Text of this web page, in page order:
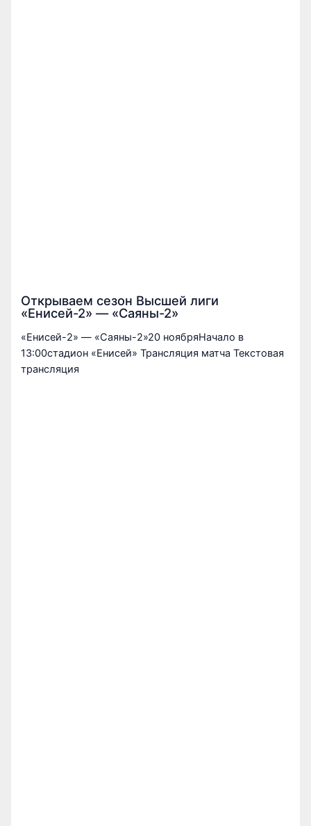
Открываем сезон Высшей лиги
«Енисей-2» — «Саяны-2»
«Енисей-2» — «Саяны-2»20 ноябряНачало в
13:00стадион «Енисей» Трансляция матча Текстовая
трансляция